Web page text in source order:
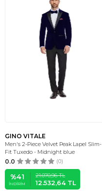
GINO VITALE
Men's 2-Piece Velvet Peak Lapel Slim-
Fit Tuxedo - Midnight blue
0.0 (0)
%41
İNDIRIM
21.070,96TL
12.532,64TL